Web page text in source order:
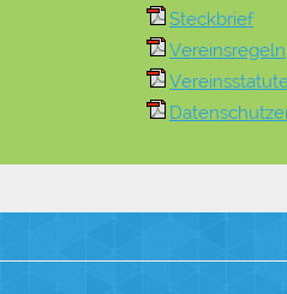
Steckbrief
Vereinsregeln